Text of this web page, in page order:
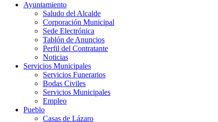
Ayuntamiento
Saludo del Alcalde
Corporación Municipal
Sede Electrónica
Tablón de Anuncios
Perfil del Contratante
Noticias
Servicios Municipales
Servicios Funerarios
Bodas Civiles
Servicios Municipales
Empleo
Pueblo
Casas de Lázaro